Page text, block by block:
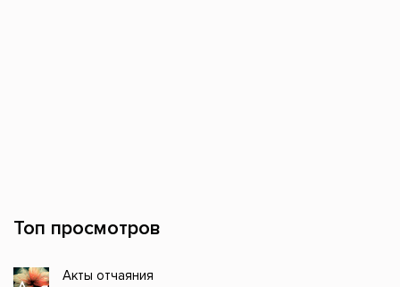
Топ просмотров
Акты отчаяния